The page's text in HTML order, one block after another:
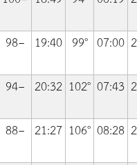
98− 19:40 99° 07:00
94− 20:32 102° 07:43
88− 21:27 106° 08:28